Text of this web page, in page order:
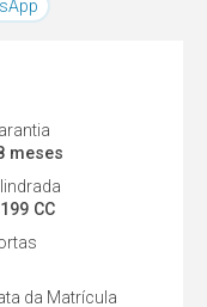
meses
CC
da Matrícula